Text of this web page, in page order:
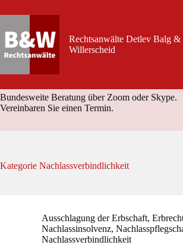
Inhalt
Rechtsanwälte Detlev Balg &
Willerscheid
Bundesweite Beratung über Zoom oder Skype.
Vereinbaren Sie einen Termin.
Kategorie Nachlassverbindlichkeit
Ausschlagung der Erbschaft,
Nachlassinsolvenz,
Nachlassverbindlichkeit